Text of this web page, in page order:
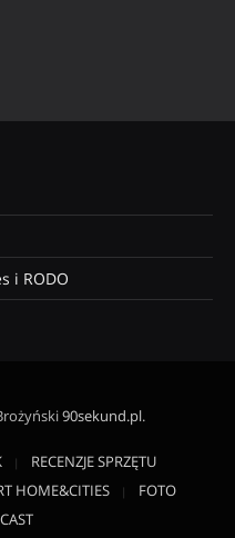
i RODO
90sekund.pl.
RECENZJE SPRZĘTU
HOME&CITIES
FOTO